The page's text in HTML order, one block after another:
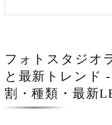
フォトスタジオ
と最新トレンド
割・種類・最新